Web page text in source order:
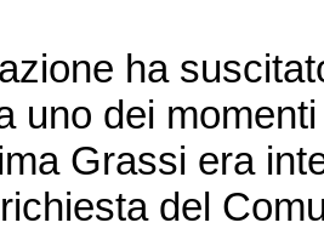
ha
uno dei
Grassi era
del